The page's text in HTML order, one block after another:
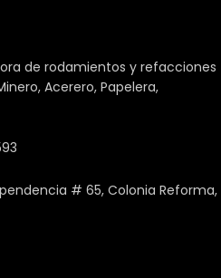
de rodamientos y refacciones
Acerero, Papelera,
# 65, Colonia Reforma,